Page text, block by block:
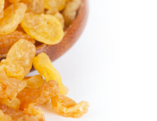
ml):